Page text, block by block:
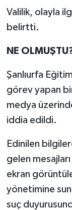
Valilik, olayla
belirtti.
NE
Şanlıurfa
görev yapan
medya
iddia edildi.
Edinilen
gelen
ekran
yönetimine
suç